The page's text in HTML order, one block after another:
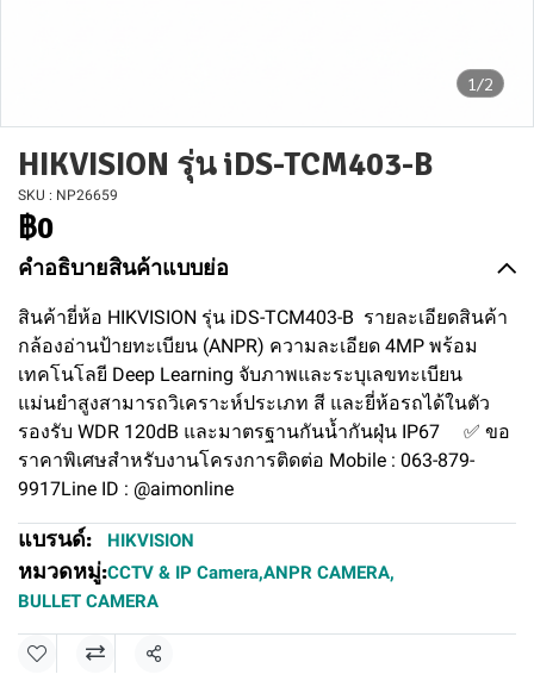
1/2
HIKVISION รุ่น iDS-TCM403-B
SKU : NP26659
฿0
คำอธิบายสินค้าแบบย่อ
สินค้ายี่ห้อ HIKVISION รุ่น iDS-TCM403-B รายละเอียดสินค้า
กล้องอ่านป้ายทะเบียน (ANPR) ความละเอียด 4MP พร้อม
เทคโนโลยี Deep Learning จับภาพและระบุเลขทะเบียน
แม่นยำสูงสามารถวิเคราะห์ประเภท สี และยี่ห้อรถได้ในตัว
รองรับ WDR 120dB และมาตรฐานกันน้ำกันฝุ่น IP67 ✅ ขอ
ราคาพิเศษสำหรับงานโครงการติดต่อ Mobile : 063-879-
9917Line ID : @aimonline
แบรนด์: HIKVISION
หมวดหมู่:CCTV & IP Camera,ANPR CAMERA,
BULLET CAMERA
แชร์